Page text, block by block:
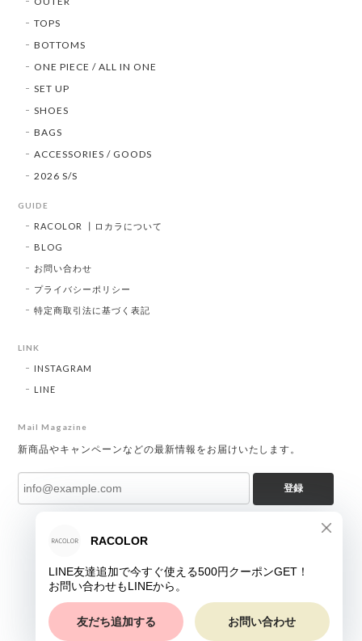
TOPS
BOTTOMS
ONE PIECE / ALL IN ONE
SET UP
SHOES
BAGS
ACCESSORIES / GOODS
2026 S/S
GUIDE
RACOLOR ┃ロカラについて
BLOG
お問い合わせ
プライバシーポリシー
特定商取引法に基づく表記
LINK
INSTAGRAM
LINE
Mail Magazine
新商品やキャンペーンなどの最新情報をお届けいたします。
登録